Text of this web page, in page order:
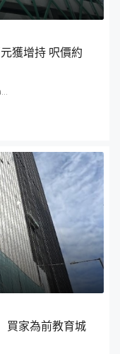
獲增持 呎價約
買家為前教育城